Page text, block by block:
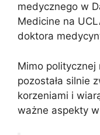
medycznego w
Medicine na
doktora
Mimo politycznej
pozostała silnie
korzeniami i
ważne aspekty